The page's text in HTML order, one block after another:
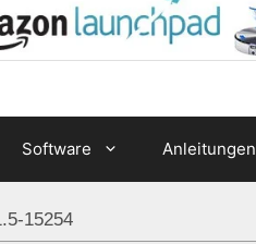
Software Anleitungen
15254